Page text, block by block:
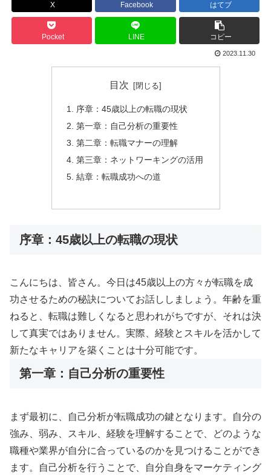
X Facebook はてブ
Pocket LINE コピー
2023.11.30
目次
序章：45歳以上の転職の現状
第一章：自己分析の重要性
第二章：転職マナーの理解
第三章：ネットワーキングの活用
結章：転職成功への道
序章：45歳以上の転職の現状
こんにちは、皆さん。今日は45歳以上の方々が転職を成
功させるための秘訣についてお話ししましょう。年齢を重
ねると、転職は難しくなると思われがちですが、それは決
して真実ではありません。実際、経験とスキルを活かして
新たなキャリアを築くことは十分可能です。
第一章：自己分析の重要性
まず最初に、自己分析が転職成功の鍵となります。自分の
強み、弱み、スキル、経験を理解することで、どのような
職種や業界が自分に合っているのかを見つけることができ
ます。自己分析を行うことで、自分自身をマーケティング